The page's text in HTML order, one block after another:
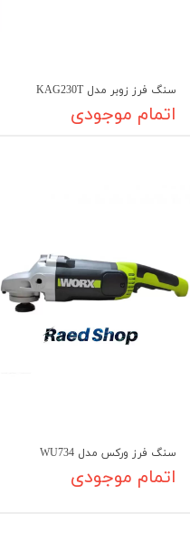
سنگ فرز زوبر مدل KAG230T
اتمام موجودی
سنگ فرز ورکس مدل WU734
اتمام موجودی